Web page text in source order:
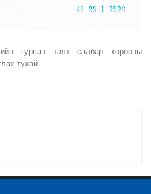
гурван талт салбар хорооны
тухай